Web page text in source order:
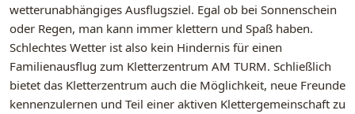
wetterunabhängiges Ausflugsziel. Egal ob bei Sonnenschein
oder Regen, man kann immer klettern und Spaß haben.
Schlechtes Wetter ist also kein Hindernis für einen
Familienausflug zum Kletterzentrum AM TURM. Schließlich
bietet das Kletterzentrum auch die Möglichkeit, neue Freunde
kennenzulernen und Teil einer aktiven Klettergemeinschaft zu